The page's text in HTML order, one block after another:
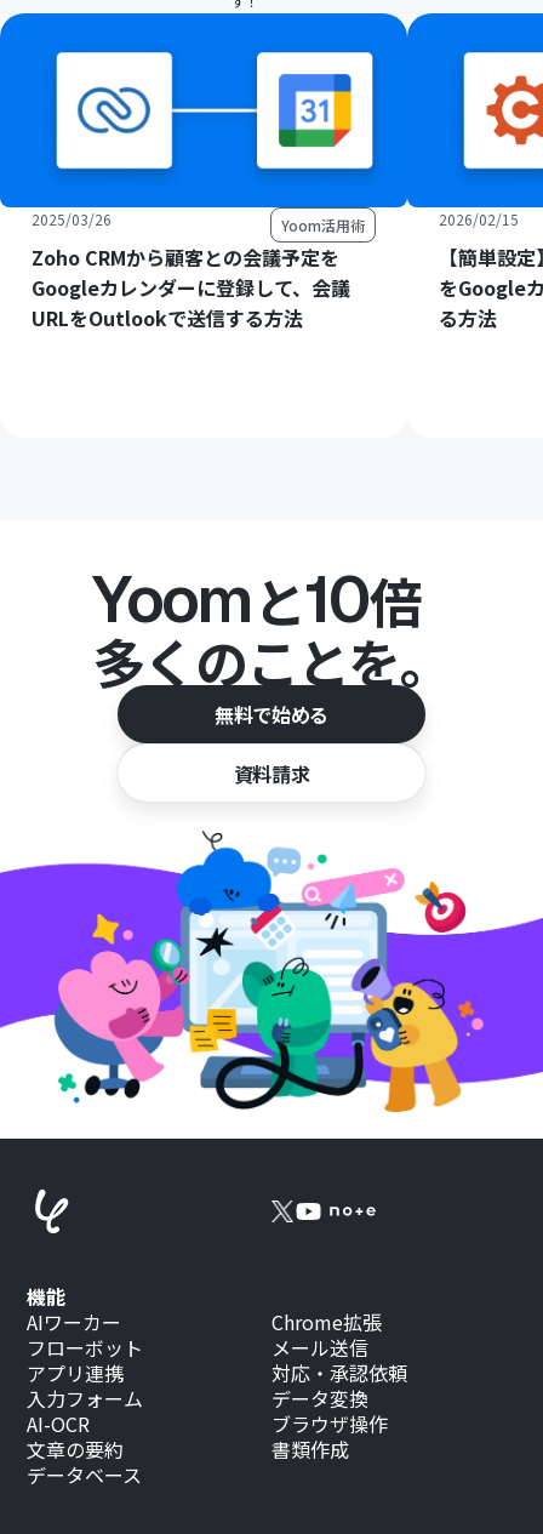
2025/03/26 Yoom活用術
Zoho CRMから顧客との会議予定を
Googleカレンダーに登録して、会議
URLをOutlookで送信する方法
2026/02/15
【簡単設
をGoogle
る方法
Yoomと10倍
多くのことを。
無料で始める
資料請求
機能
AIワーカー
フローボット
アプリ連携
入力フォーム
AI-OCR
文章の要約
データベース
Chrome拡張
メール送信
対応・承認依頼
データ変換
ブラウザ操作
書類作成